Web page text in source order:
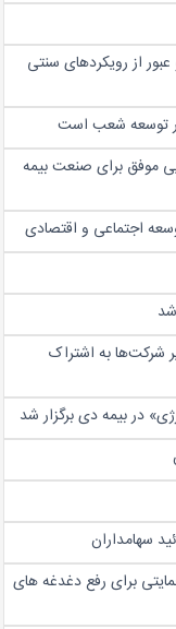
از رویکردهای سنتی
توسعه شعب است
موفق برای صنعت بیمه
اجتماعی و اقتصادی
شرکت‌ها به اشتراک
در بیمه دی برگزار شد
برای رفع دغدغه های